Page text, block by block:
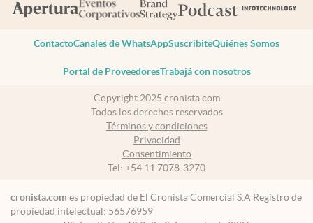
ContactoCanales de WhatsAppSuscribiteQuiénes Somos
Portal de ProveedoresTrabajá con nosotros
Copyright 2025 cronista.com
Todos los derechos reservados
Términos y condiciones
Privacidad
Consentimiento
Tel: +54 11 7078-3270
cronista.com es propiedad de El Cronista Comercial S.A Registro de
propiedad intelectual: 56576959